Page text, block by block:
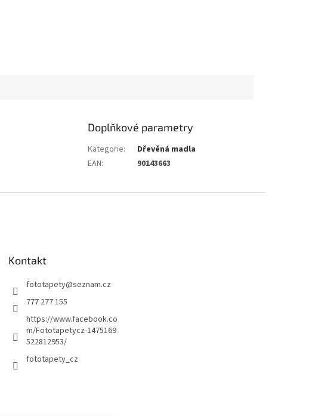
Doplňkové parametry
Kategorie:
Dřevěná madla
EAN: 90143663
Kontakt
fototapety@seznam.cz
777 277 155
https://www.facebook.co
m/Fototapetycz-1475169
522812953/
fototapety_cz